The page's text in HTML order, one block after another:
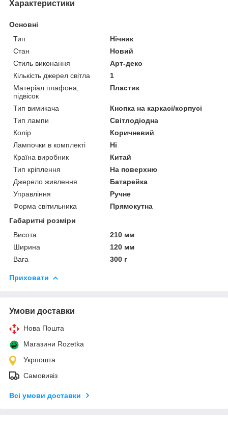
Характеристики
Основні
Тип
Нічник
Стан
Новий
Стиль виконання
Арт-деко
Кількість джерел світла
1
Матеріал плафона,
підвісок
Пластик
Тип вимикача
Кнопка на каркасі/корпусі
Тип лампи
Світлодіодна
Колір
Коричневий
Лампочки в комплекті
Ні
Країна виробник
Китай
Тип кріплення
На поверхню
Джерело живлення
Батарейка
Управління
Ручне
Форма світильника
Прямокутна
Габаритні розміри
Висота
210 мм
Ширина
120 мм
Вага
300 г
Приховати
Умови доставки
Нова Пошта
Магазини Rozetka
Укрпошта
Самовивіз
Всі умови доставки